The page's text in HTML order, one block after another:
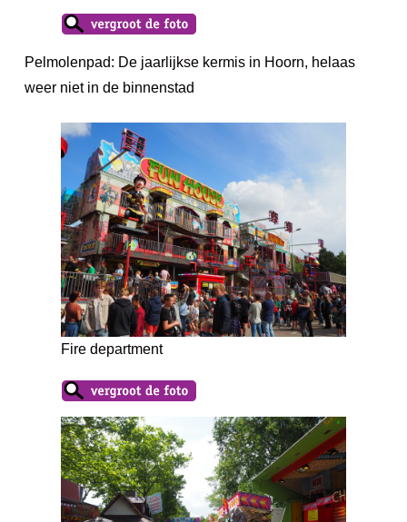
Pelmolenpad: De jaarlijkse kermis in Hoorn, helaas
weer niet in de binnenstad
Fire department